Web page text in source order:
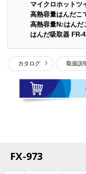
マイクロホットツ
高熱容量はんだこ
高熱容量N2はんだ
はんだ吸取器 FR-
カタログ 取扱説
FX-973